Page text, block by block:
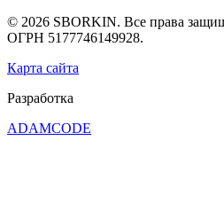
© 2026 SBORKIN. Все права
ОГРН 5177746149928.
Карта сайта
Разработка
ADAMCODE